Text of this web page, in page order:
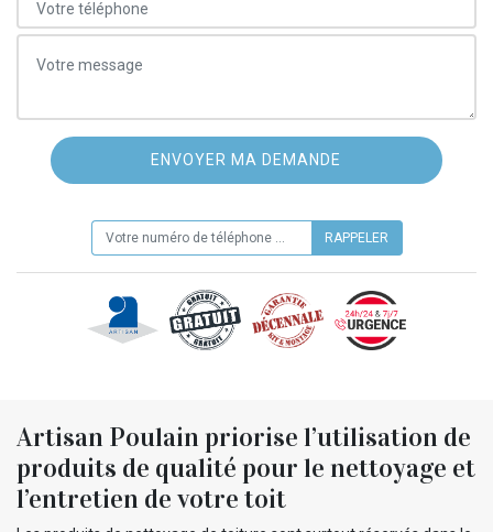
Artisan Poulain priorise l’utilisation de
produits de qualité pour le nettoyage et
l’entretien de votre toit